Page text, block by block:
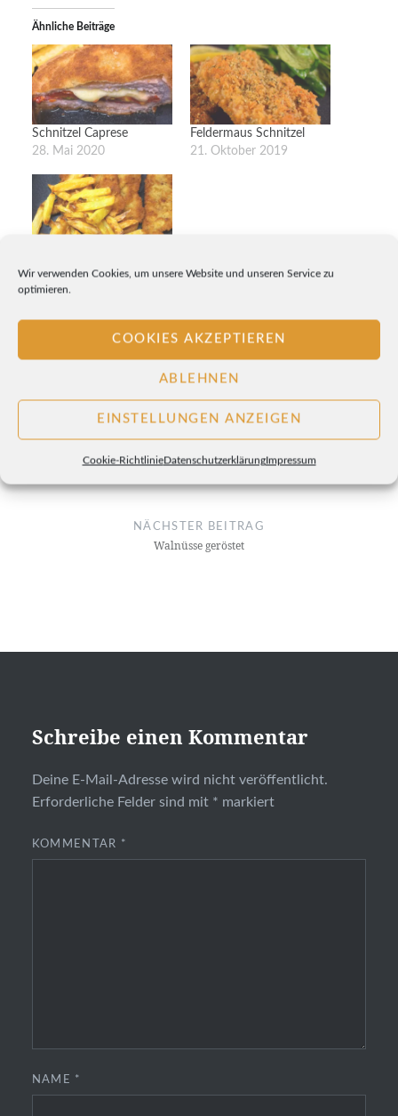
Wir verwenden Cookies, um unsere Website und unseren Service zu
optimieren.
COOKIES AKZEPTIEREN
ABLEHNEN
EINSTELLUNGEN ANZEIGEN
Cookie-RichtlinieDatenschutzerklärungImpressum
Ähnliche Beiträge
Schnitzel Caprese
28. Mai 2020
Feldermaus Schnitzel
21. Oktober 2019
Pommes
Beitragsnavigation
Suppe vom Backblech
NÄCHSTER BEITRAG
Walnüsse geröstet
Schreibe einen Kommentar
Deine E-Mail-Adresse wird nicht veröffentlicht.
Erforderliche Felder sind mit * markiert
KOMMENTAR *
NAME *